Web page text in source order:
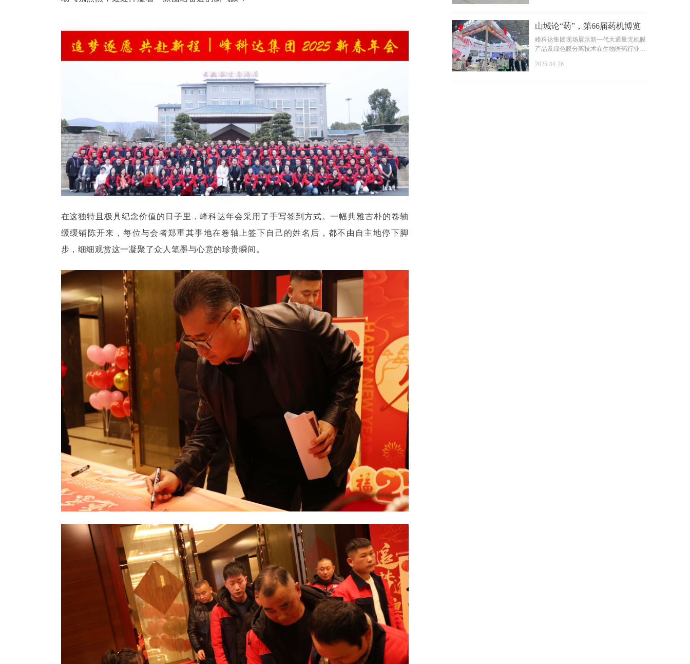
在这独特且极具纪念价值的日子里，峰科达年会采用了手写签到方式。一幅典雅古朴的卷轴
缓缓铺陈开来，每位与会者郑重其事地在卷轴上签下自己的姓名后，都不由自主地停下脚
步，细细观赏这一凝聚了众人笔墨与心意的珍贵瞬间。
山城论“药”，第66届药机博览
会亮点回顾！
峰科达集团现场展示新一代大通量无机膜
产品及绿色膜分离技术在生物医药行业的
2025-04-26